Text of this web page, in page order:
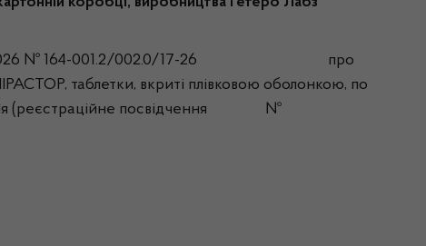
від 01.04.2026 № 164-001.2/002.0/17-26 про
таблетки, вкриті плівковою оболонкою, по
Індія (реєстраційне посвідчення №